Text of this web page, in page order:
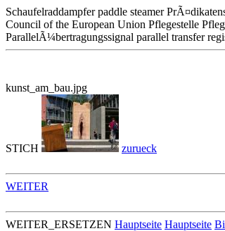
Schaufelraddampfer paddle steamer
Council of the European Union Pflegestelle
ParallelÃ¼bertragungssignal parallel transfer
kunst_am_bau.jpg
STICH zurueck
WEITER
WEITER_ERSETZEN Hauptseite Hauptseite